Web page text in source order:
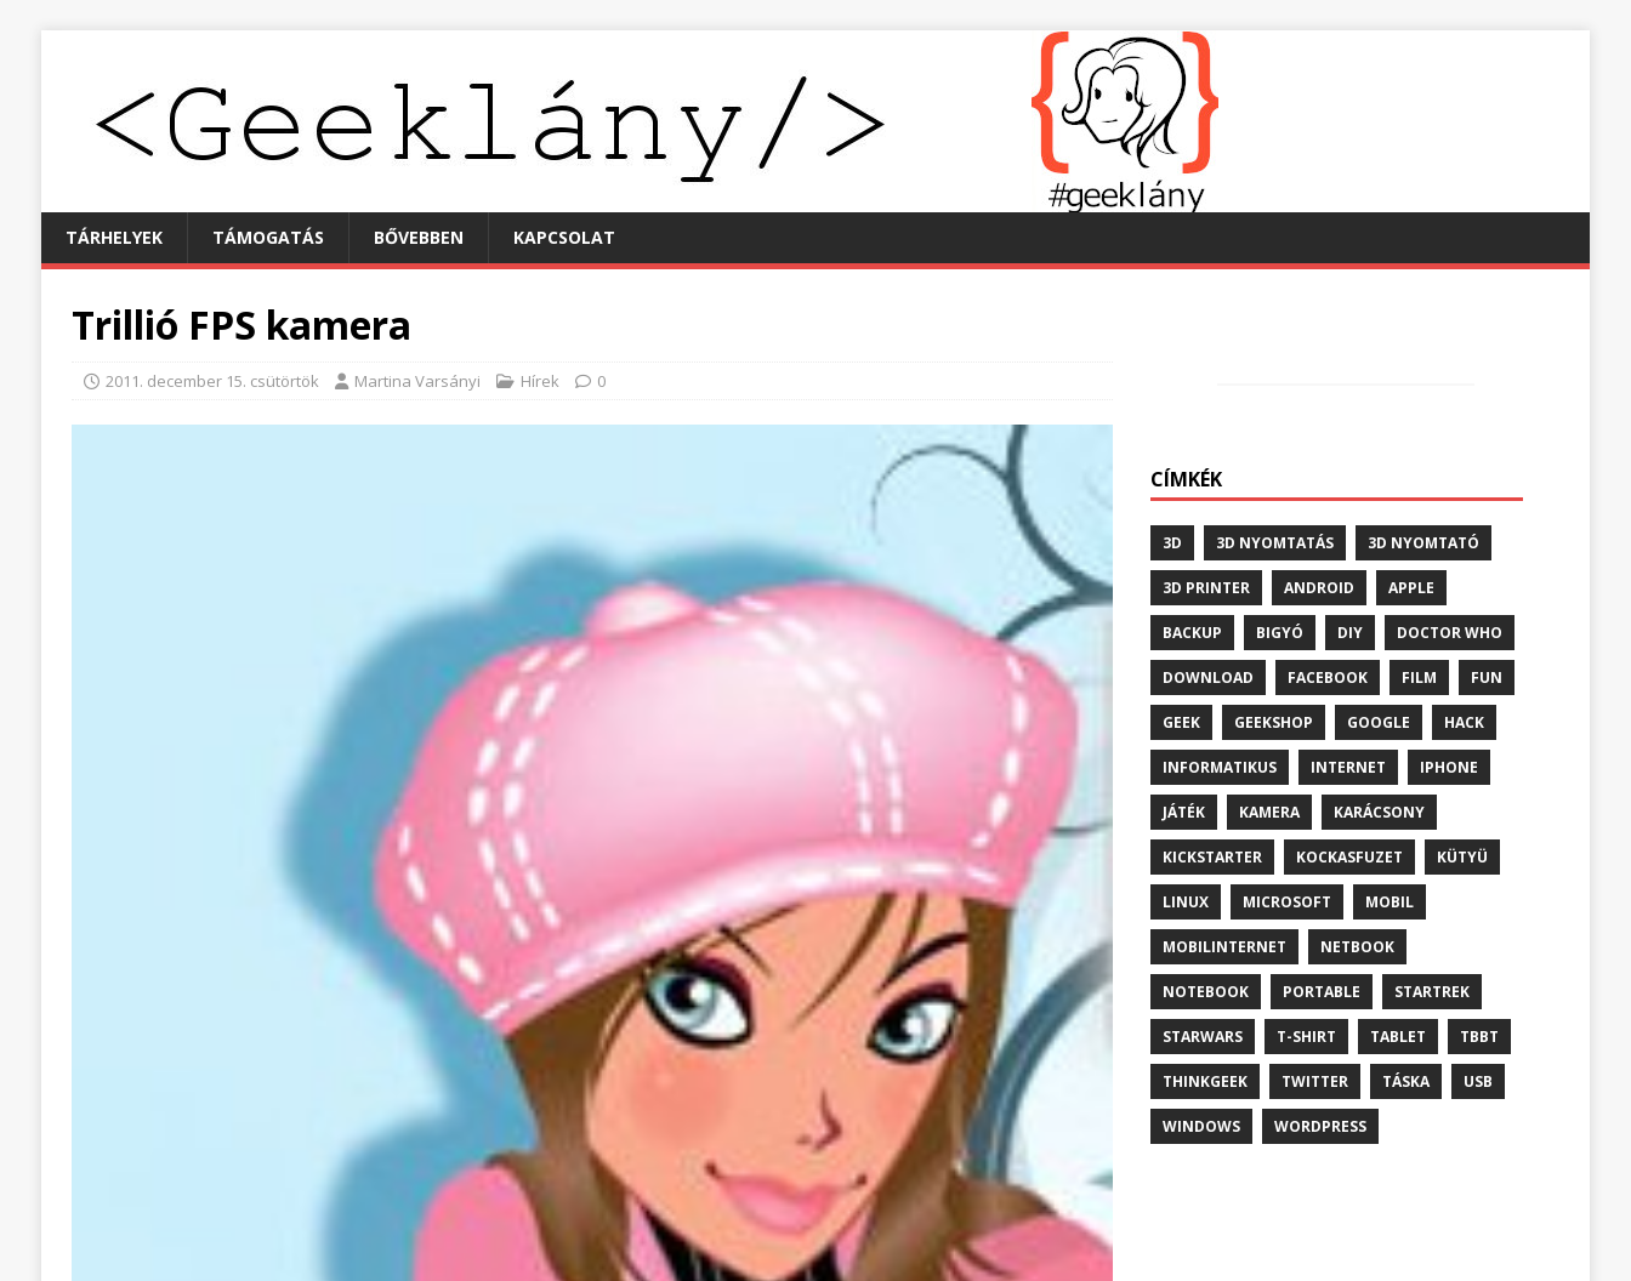
TÁRHELYEK TÁMOGATÁS BŐVEBBEN KAPCSOLAT
Trillió FPS kamera
2011. december 15. csütörtök Martina Varsányi Hírek 0
CÍMKÉK
3D 3D NYOMTATÁS 3D NYOMTATÓ
3D PRINTER ANDROID APPLE
BACKUP BIGYÓ DIY DOCTOR WHO
DOWNLOAD FACEBOOK FILM FUN
GEEK GEEKSHOP GOOGLE HACK
INFORMATIKUS INTERNET IPHONE
JÁTÉK KAMERA KARÁCSONY
KICKSTARTER KOCKASFUZET KÜTYÜ
LINUX MICROSOFT MOBIL
MOBILINTERNET NETBOOK
NOTEBOOK PORTABLE STARTREK
STARWARS T-SHIRT TABLET TBBT
THINKGEEK TWITTER TÁSKA USB
WINDOWS WORDPRESS